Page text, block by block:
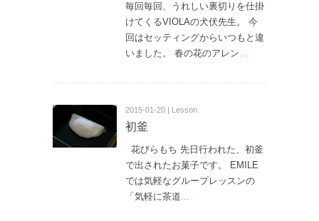
毎回毎回、うれしい裏切りを仕掛
けてくるVIOLAの犬伏先生。 今
回はセッティングからいつもと違
いました。 春の花のアレン...
2015-01-20 | Lesson
初釜
花びらもち 先日行われた、初釜
で出されたお菓子です。 EMILE
では気軽なグループレッスンの
「気軽に茶道...